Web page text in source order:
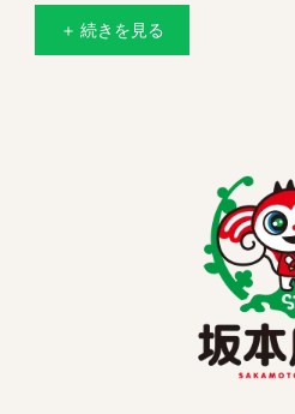
＋ 続きを見る